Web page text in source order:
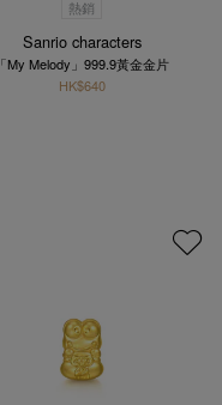
熱銷
Sanrio characters
「My Melody」999.9黃金金片
HK$640